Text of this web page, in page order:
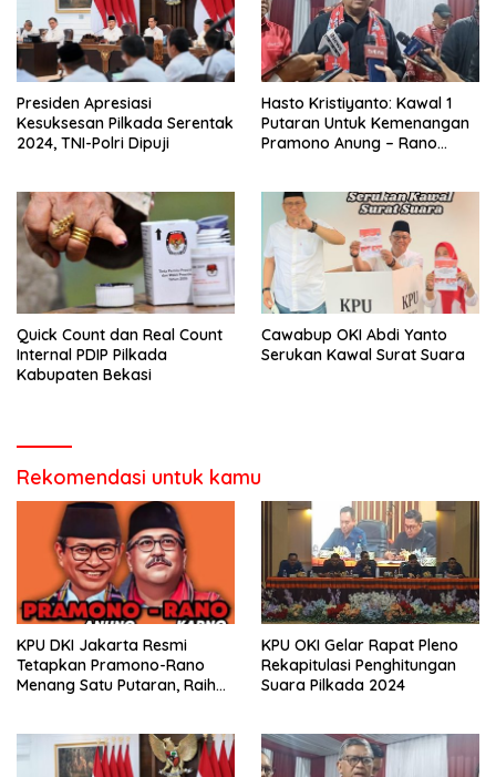
Presiden Apresiasi
Kesuksesan Pilkada Serentak
2024, TNI-Polri Dipuji
Hasto Kristiyanto: Kawal 1
Putaran Untuk Kemenangan
Pramono Anung – Rano
Quick Count dan Real Count
Internal PDIP Pilkada
Kabupaten Bekasi
Cawabup OKI Abdi Yanto
Serukan Kawal Surat Suara
Rekomendasi untuk kamu
KPU DKI Jakarta Resmi
Tetapkan Pramono-Rano
Menang Satu Putaran, Raih
KPU OKI Gelar Rapat Pleno
Rekapitulasi Penghitungan
Suara Pilkada 2024